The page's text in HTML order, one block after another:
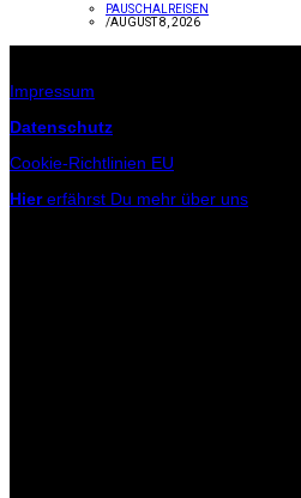
PAUSCHALREISEN
/AUGUST 8, 2026
Impressum
Datenschutz
Cookie-Richtlinien EU
Hiererfährst Du mehr über uns